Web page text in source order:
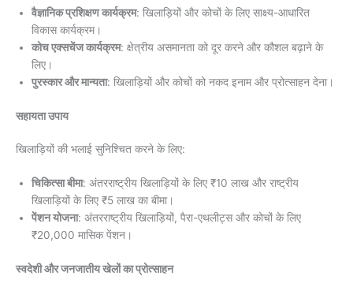
वैज्ञानिक प्रशिक्षण कार्यक्रम: खिलाड़ियों और कोचों के लिए साक्ष्य-आधारित
विकास कार्यक्रम।
कोच एक्सचेंज कार्यक्रम: क्षेत्रीय असमानता को दूर करने और कौशल बढ़ाने के
लिए।
पुरस्कार और मान्यता: खिलाड़ियों और कोचों को नकद इनाम और प्रोत्साहन देना।
सहायता उपाय
खिलाड़ियों की भलाई सुनिश्चित करने के लिए:
चिकित्सा बीमा: अंतरराष्ट्रीय खिलाड़ियों के लिए ₹10 लाख और राष्ट्रीय
खिलाड़ियों के लिए ₹5 लाख का बीमा।
पेंशन योजना: अंतरराष्ट्रीय खिलाड़ियों, पैरा-एथलीट्स और कोचों के लिए
₹20,000 मासिक पेंशन।
स्वदेशी और जनजातीय खेलों का प्रोत्साहन